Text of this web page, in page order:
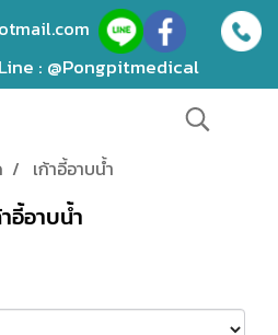
Line : @Pongpitmedical
เก้าอี้อาบน้ำ
อี้อาบน้ำ